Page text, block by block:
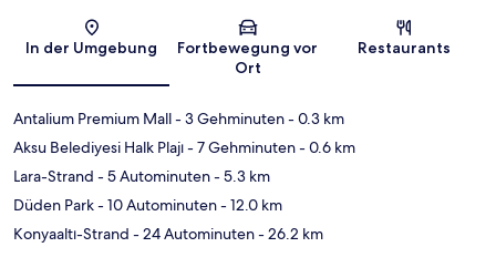
In der Umgebung
Fortbewegung vor
Ort
Restaurants
Antalium Premium Mall- 3 Gehminuten- 0.3 km
Aksu Belediyesi Halk Plajı- 7 Gehminuten- 0.6 km
Lara-Strand - 5 Autominuten- 5.3 km
Düden Park- 10 Autominuten- 12.0 km
Konyaaltı-Strand - 24 Autominuten- 26.2 km